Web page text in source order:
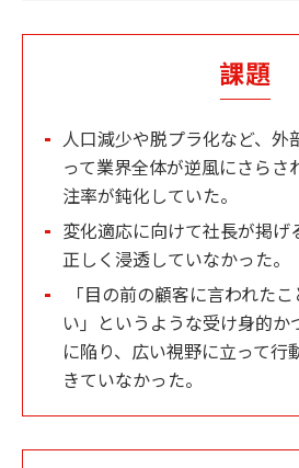
課題
人口減少や脱プラ化など、外
って業界全体が逆風にさらさ
注率が鈍化していた。
変化適応に向けて社長が掲げ
正しく浸透していなかった。
「目の前の顧客に言われた
い」というような受け身的か
に陥り、広い視野に立って行
きていなかった。